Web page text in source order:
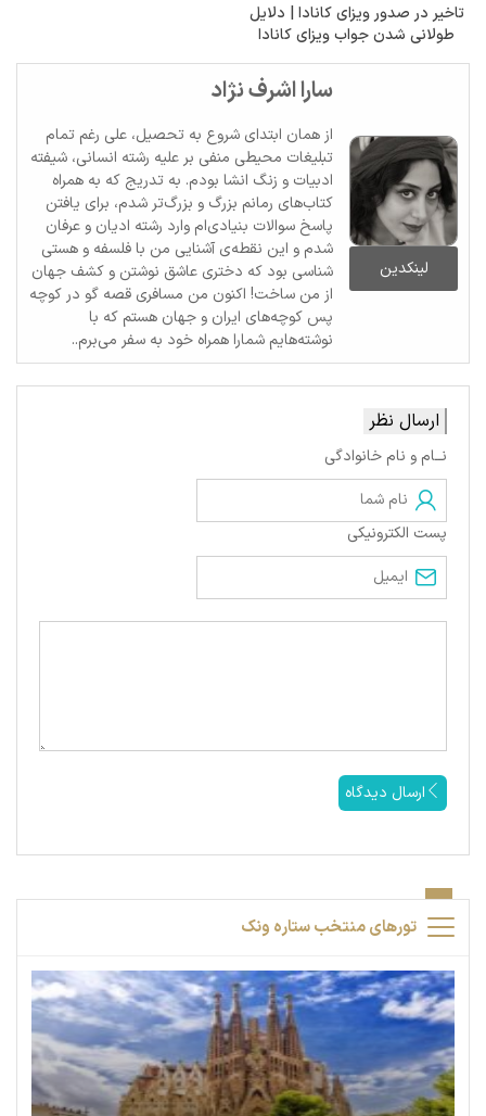
تاخیر در صدور ویزای کانادا | دلایل
طولانی شدن جواب ویزای کانادا
لینکدین
سارا اشرف نژاد
از همان ابتدای شروع به تحصیل، علی رغم تمام
تبلیغات محیطی منفی بر علیه رشته انسانی، شیفته
ادبیات و زنگ انشا بودم. به تدریج که به همراه
کتاب‌های رمانم بزرگ‌ و بزرگ‌تر شدم، برای یافتن
پاسخ سوالات بنیادی‌ام وارد رشته ادیان و عرفان
شدم و این نقطه‌ی آشنایی من با فلسفه و هستی
شناسی بود که دختری عاشق نوشتن و کشف جهان
از من ساخت! اکنون من مسافری قصه گو در کوچه
پس کوچه‌های ایران و جهان هستم که با
نوشته‌هایم شمارا همراه خود به سفر می‌برم..
ارسال نظر
نــام و نام خانوادگی
پست الکترونیکی
ارسال دیدگاه
تورهای منتخب ستاره ونک